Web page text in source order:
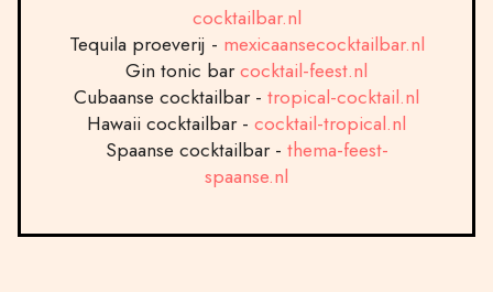
cocktailbar.nl
Tequila proeverij - mexicaansecocktailbar.nl
Gin tonic barcocktail-feest.nl
Cubaanse cocktailbar - tropical-cocktail.nl
Hawaii cocktailbar - cocktail-tropical.nl
Spaanse cocktailbar - thema-feest-
spaanse.nl